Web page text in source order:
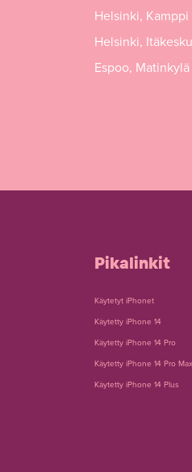
Helsinki, Kamppi
Helsinki,
Espoo, Matinkylä
Pikalinkit
Käytetyt iPhonet
Käytetty iPhone 14
Käytetty iPhone 14 Pro
Käytetty iPhone 14 Pro Max
Käytetty iPhone 14 Plus